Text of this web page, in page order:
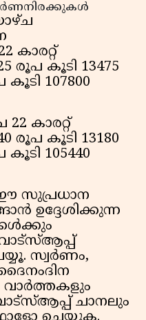
കാരറ്റ്
രൂപ കൂടി 13475
107800
കാരറ്റ്
രൂപ കൂടി 13180
105440
സുപ്രധാന
ഉദ്ദേശിക്കുന്ന
സ്വര്‍ണം,
വാര്‍ത്തകളും
ചാനലും